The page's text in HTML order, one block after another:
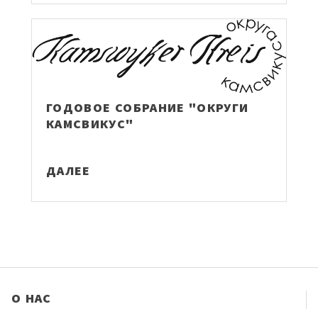
ГОДОВОЕ СОБРАНИЕ "ОКРУГИ
КАМСВИКУС"
ДАЛЕЕ
О НАС